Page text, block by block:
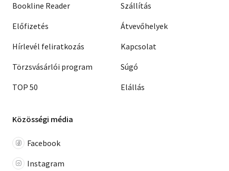
Bookline Reader
Előfizetés
Hírlevél feliratkozás
Törzsvásárlói program
TOP 50
Szállítás
Átvevőhelyek
Kapcsolat
Súgó
Elállás
Közösségi média
Facebook
Instagram